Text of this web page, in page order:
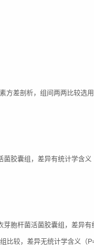
方差剖析，组间两两比较选
胶囊组，差异有统计学含义
胞杆菌活菌胶囊组，差异有
比较，差异无统计学含义（